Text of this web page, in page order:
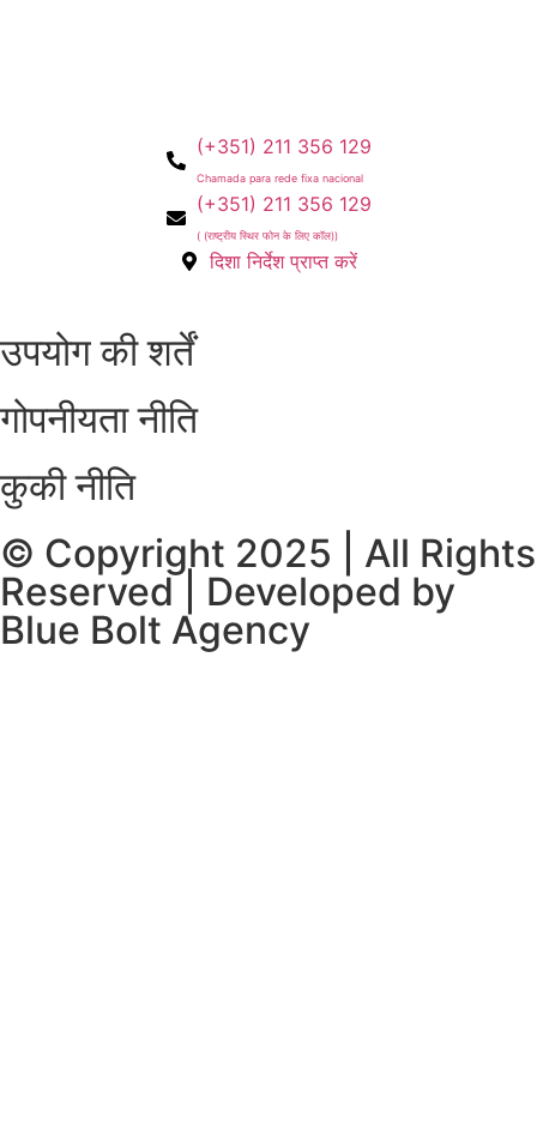
(+351) 211 356 129
Chamada para rede fixa nacional
(+351) 211 356 129
( (राष्ट्रीय स्थिर फोन के लिए कॉल))
दिशा निर्देश प्राप्त करें
उपयोग की शर्तें
गोपनीयता नीति
कुकी नीति
© Copyright 2025 | All Rights
Reserved | Developed by
Blue Bolt Agency